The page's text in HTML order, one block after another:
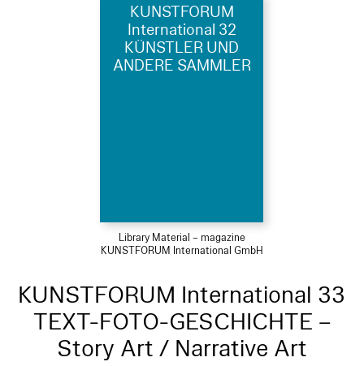
KUNSTFORUM
International 32
KÜNSTLER UND
ANDERE SAMMLER
Library Material – magazine
KUNSTFORUM International GmbH
KUNSTFORUM International 33
TEXT-FOTO-GESCHICHTE –
Story Art / Narrative Art